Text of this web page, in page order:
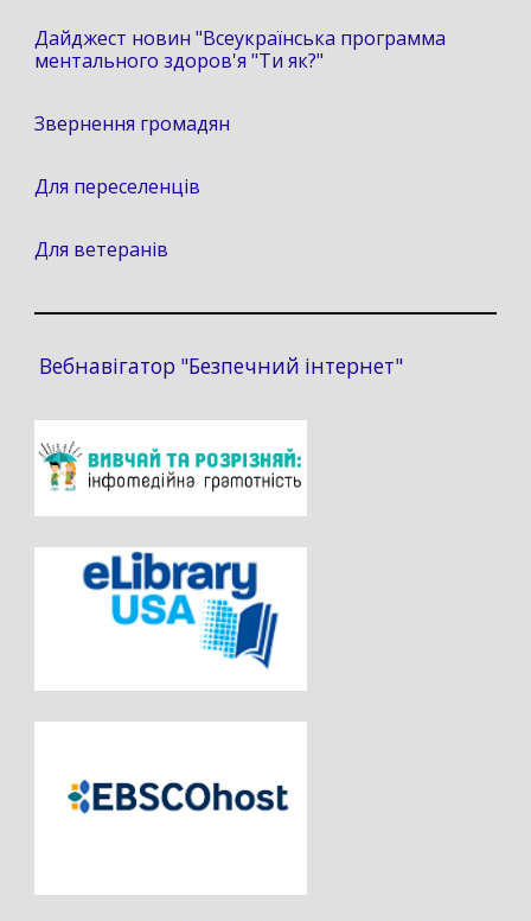
Дайджест новин "Всеукраїнська программа
ментального здоров'я "Ти як?"
Звернення громадян
Для переселенців
Для ветеранів
Вебнавігатор "Безпечний інтернет"